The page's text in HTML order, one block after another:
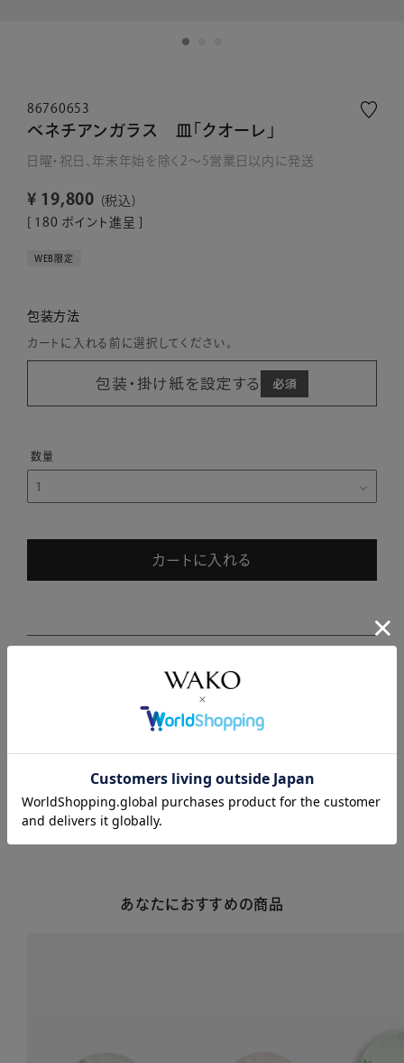
86760653
ベネチアンガラス 皿「クオーレ」
日曜・祝日、年末年始を除く2～5営業日以内に発送
¥ 19,800
税込
180 ポイント進呈 ]
WEB限定
包装方法
カートに入れる前に選択してください。
包装・掛け紙を設定する
カートに入れる
あなたにおすすめの商品